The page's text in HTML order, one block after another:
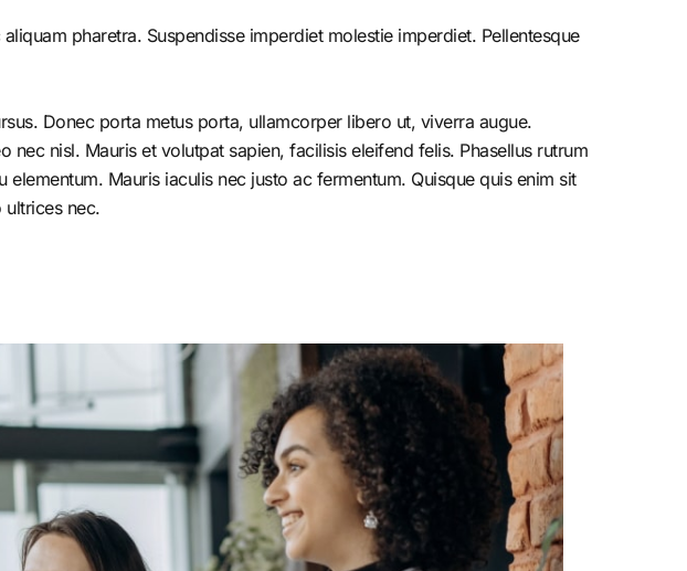
pharetra. Suspendisse imperdiet molestie imperdiet. Pellentesque
Donec porta metus porta, ullamcorper libero ut, viverra augue.
nisl. Mauris et volutpat sapien, facilisis eleifend felis. Phasellus rutrum
Mauris iaculis nec justo ac fermentum. Quisque quis enim sit
ultrices nec.